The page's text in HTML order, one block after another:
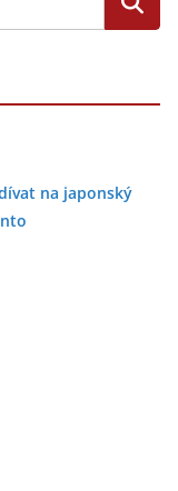
na japonský